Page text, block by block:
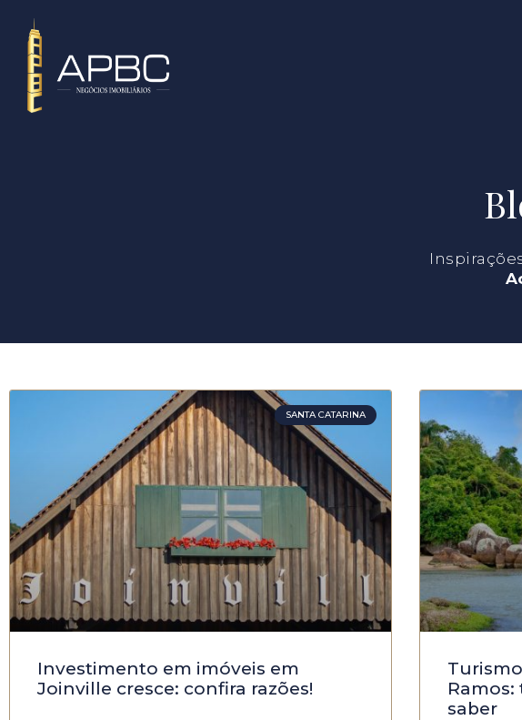
SANTA CATARINA
Investimento em imóveis em
Joinville cresce: confira razões!
saber